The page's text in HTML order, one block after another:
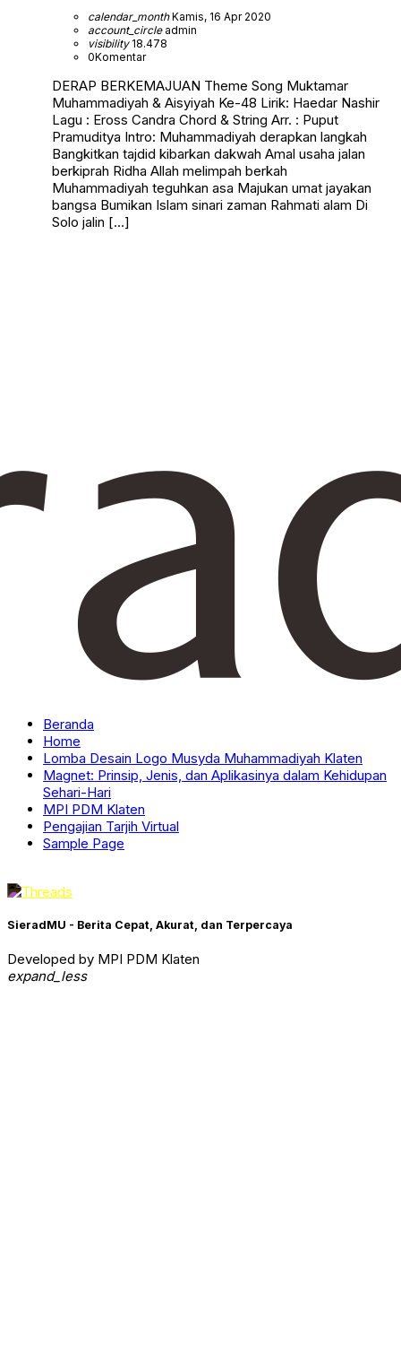
calendar_monthKamis, 16 Apr 2020
account_circleadmin
visibility18.478
0Komentar
DERAP BERKEMAJUAN Theme Song Muktamar
Muhammadiyah & Aisyiyah Ke-48 Lirik: Haedar Nashir
Lagu : Eross Candra Chord & String Arr. : Puput
Pramuditya Intro: Muhammadiyah derapkan langkah
Bangkitkan tajdid kibarkan dakwah Amal usaha jalan
berkiprah Ridha Allah melimpah berkah
Muhammadiyah teguhkan asa Majukan umat jayakan
bangsa Bumikan Islam sinari zaman Rahmati alam Di
Solo jalin […]
Beranda
Home
Lomba Desain Logo Musyda Muhammadiyah Klaten
Magnet: Prinsip, Jenis, dan Aplikasinya dalam Kehidupan
Sehari-Hari
MPI PDM Klaten
Pengajian Tarjih Virtual
Sample Page
SieradMU - Berita Cepat, Akurat, dan Terpercaya
Developed by MPI PDM Klaten
expand_less